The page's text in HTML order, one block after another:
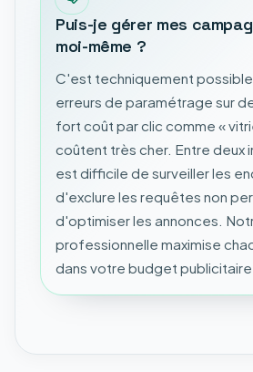
Puis-je gérer mes
moi-même ?
C'est techniquement
erreurs de paramétrage sur
fort coût par clic comme «
coûtent très cher. Entre deux
est difficile de surveiller les
d'exclure les requêtes non
d'optimiser les annonces.
professionnelle maximise
dans votre budget publicitaire.